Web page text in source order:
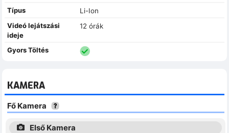
Típus
Li-Ion
Videó lejátszási
ideje
12 órák
Gyors Töltés
KAMERA
Fő Kamera
Első Kamera